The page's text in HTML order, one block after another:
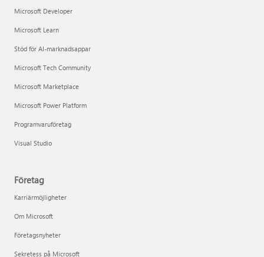
Microsoft Developer
Microsoft Learn
Stöd för AI-marknadsappar
Microsoft Tech Community
Microsoft Marketplace
Microsoft Power Platform
Programvaruföretag
Visual Studio
Företag
Karriärmöjligheter
Om Microsoft
Företagsnyheter
Sekretess på Microsoft